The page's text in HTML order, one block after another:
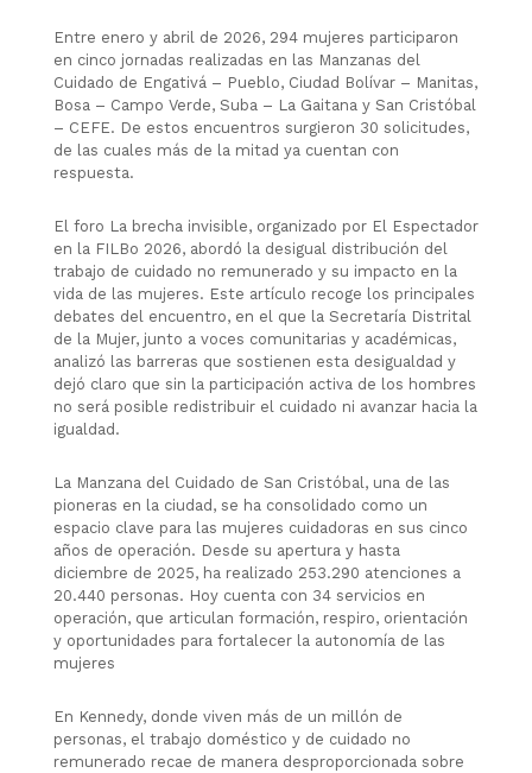
Entre enero y abril de 2026, 294 mujeres participaron
en cinco jornadas realizadas en las Manzanas del
Cuidado de Engativá – Pueblo, Ciudad Bolívar – Manitas,
Bosa – Campo Verde, Suba – La Gaitana y San Cristóbal
– CEFE. De estos encuentros surgieron 30 solicitudes,
de las cuales más de la mitad ya cuentan con
respuesta.
El foro La brecha invisible, organizado por El Espectador
en la FILBo 2026, abordó la desigual distribución del
trabajo de cuidado no remunerado y su impacto en la
vida de las mujeres. Este artículo recoge los principales
debates del encuentro, en el que la Secretaría Distrital
de la Mujer, junto a voces comunitarias y académicas,
analizó las barreras que sostienen esta desigualdad y
dejó claro que sin la participación activa de los hombres
no será posible redistribuir el cuidado ni avanzar hacia la
igualdad.
La Manzana del Cuidado de San Cristóbal, una de las
pioneras en la ciudad, se ha consolidado como un
espacio clave para las mujeres cuidadoras en sus cinco
años de operación. Desde su apertura y hasta
diciembre de 2025, ha realizado 253.290 atenciones a
20.440 personas. Hoy cuenta con 34 servicios en
operación, que articulan formación, respiro, orientación
y oportunidades para fortalecer la autonomía de las
mujeres
En Kennedy, donde viven más de un millón de
personas, el trabajo doméstico y de cuidado no
remunerado recae de manera desproporcionada sobre